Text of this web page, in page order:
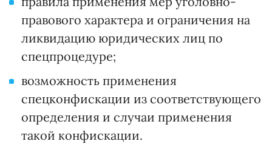
правового характера и ограничения на
ликвидацию юридических лиц по
спецпроцедуре;
возможность применения
спецконфискации из соответствующего
определения и случаи применения
такой конфискации.